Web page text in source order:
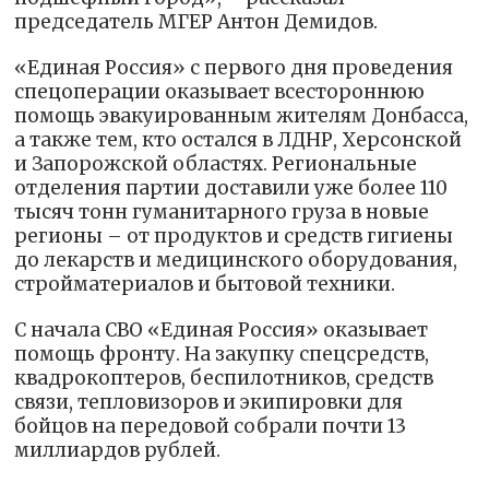
председатель МГЕР Антон Демидов.
«Единая Россия» с первого дня проведения
спецоперации оказывает всестороннюю
помощь эвакуированным жителям Донбасса,
а также тем, кто остался в ЛДНР, Херсонской
и Запорожской областях. Региональные
отделения партии доставили уже более 110
тысяч тонн гуманитарного груза в новые
регионы – от продуктов и средств гигиены
до лекарств и медицинского оборудования,
стройматериалов и бытовой техники.
С начала СВО «Единая Россия» оказывает
помощь фронту. На закупку спецсредств,
квадрокоптеров, беспилотников, средств
связи, тепловизоров и экипировки для
бойцов на передовой собрали почти 13
миллиардов рублей.